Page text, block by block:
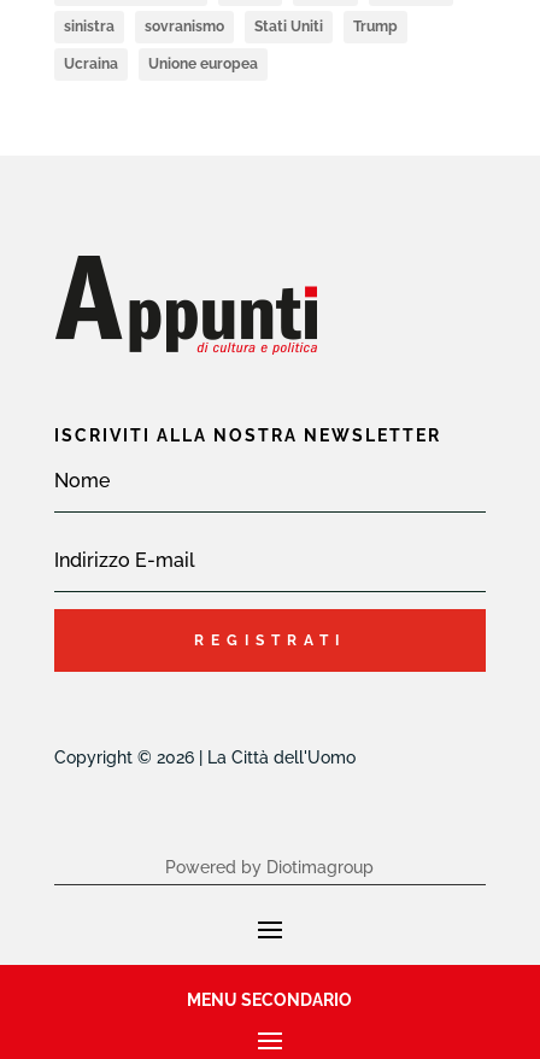
sinistra sovranismo Stati Uniti Trump
Ucraina Unione europea
ISCRIVITI ALLA NOSTRA NEWSLETTER
REGISTRATI
Copyright © 2026 | La Città dell'Uomo
Powered by Diotimagroup
MENU SECONDARIO